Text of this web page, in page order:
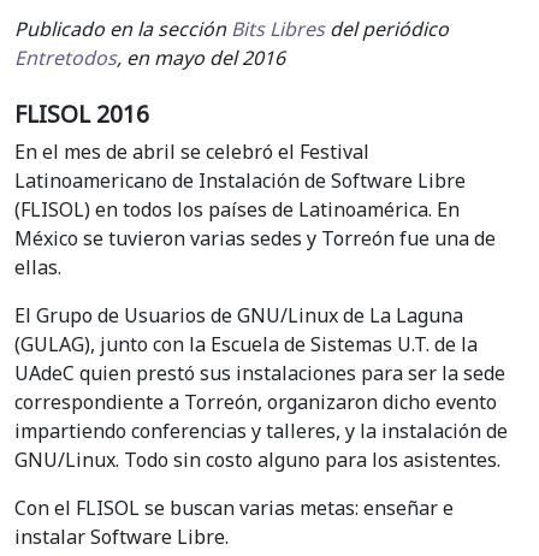
Publicado en la secciónBits Libresdel periódico
Entretodos, en mayo del 2016
FLISOL 2016
En el mes de abril se celebró el Festival
Latinoamericano de Instalación de Software Libre
(FLISOL) en todos los países de Latinoamérica. En
México se tuvieron varias sedes y Torreón fue una de
ellas.
El Grupo de Usuarios de GNU/Linux de La Laguna
(GULAG), junto con la Escuela de Sistemas U.T. de la
UAdeC quien prestó sus instalaciones para ser la sede
correspondiente a Torreón, organizaron dicho evento
impartiendo conferencias y talleres, y la instalación de
GNU/Linux. Todo sin costo alguno para los asistentes.
Con el FLISOL se buscan varias metas: enseñar e
instalar Software Libre.